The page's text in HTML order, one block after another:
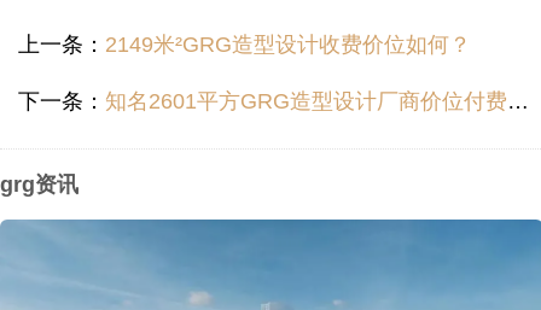
上一条： 2149米²GRG造型设计收费价位如何？
下一条： 知名2601平方GRG造型设计厂商价位付费多少？
grg资讯